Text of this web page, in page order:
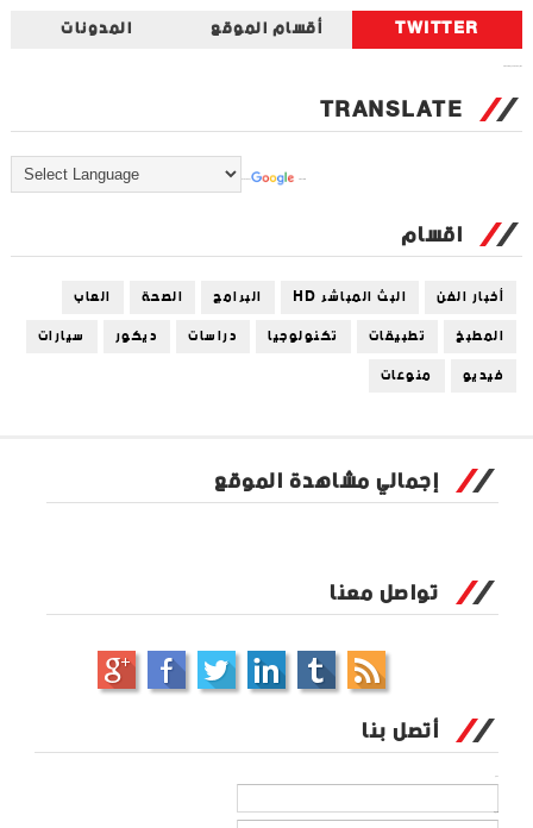
TWITTER أقسام الموقع المدونات
TRANSLATE
اقسام
أخبار الفن البث المباشر HD البرامج الصحة
العاب
المطبخ
تطبيقات تكنولوجيا دراسات ديكور
سيارات
فيديو
منوعات
إجمالي مشاهدة الموقع
تواصل معنا
أتصل بنا